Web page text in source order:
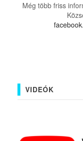
Még több friss
VIDEÓK